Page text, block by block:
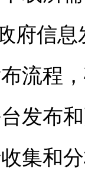
府信
流程
发布
集和